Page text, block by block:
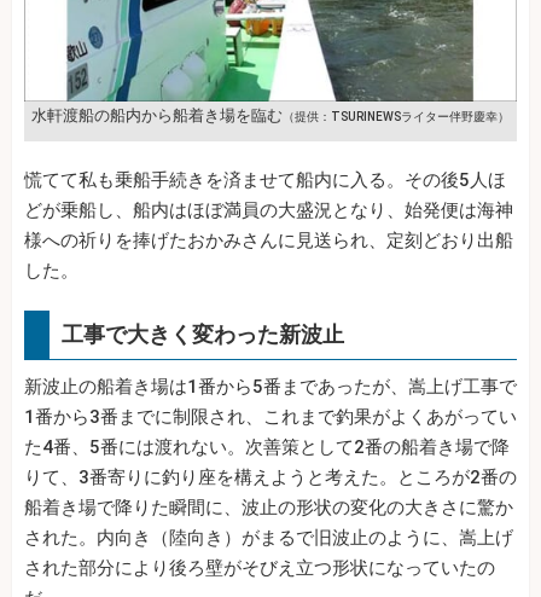
水軒渡船の船内から船着き場を臨む （提供：TSURINEWSライター伴野慶幸）
慌てて私も乗船手続きを済ませて船内に入る。その後5人ほ
どが乗船し、船内はほぼ満員の大盛況となり、始発便は海神
様への祈りを捧げたおかみさんに見送られ、定刻どおり出船
した。
工事で大きく変わった新波止
新波止の船着き場は1番から5番まであったが、嵩上げ工事で
1番から3番までに制限され、これまで釣果がよくあがってい
た4番、5番には渡れない。次善策として2番の船着き場で降
りて、3番寄りに釣り座を構えようと考えた。ところが2番の
船着き場で降りた瞬間に、波止の形状の変化の大きさに驚か
された。内向き（陸向き）がまるで旧波止のように、嵩上げ
された部分により後ろ壁がそびえ立つ形状になっていたの